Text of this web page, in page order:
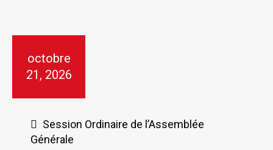
octobre
21, 2026
Session Ordinaire de l’Assemblée
Générale